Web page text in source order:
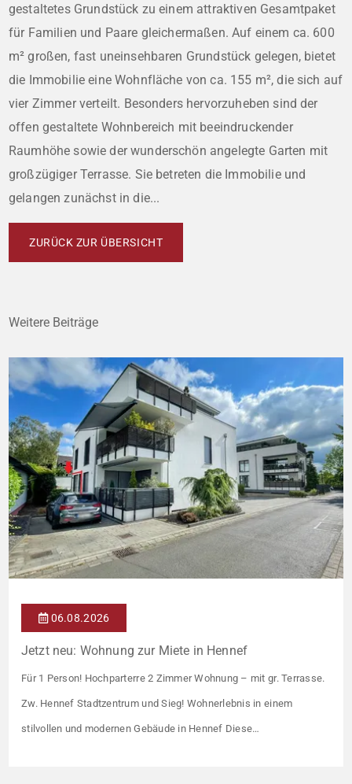
gestaltetes Grundstück zu einem attraktiven Gesamtpaket
für Familien und Paare gleichermaßen. Auf einem ca. 600
m² großen, fast uneinsehbaren Grundstück gelegen, bietet
die Immobilie eine Wohnfläche von ca. 155 m², die sich auf
vier Zimmer verteilt. Besonders hervorzuheben sind der
offen gestaltete Wohnbereich mit beeindruckender
Raumhöhe sowie der wunderschön angelegte Garten mit
großzügiger Terrasse. Sie betreten die Immobilie und
gelangen zunächst in die...
ZURÜCK ZUR ÜBERSICHT
Weitere Beiträge
06.08.2026
Jetzt neu: Wohnung zur Miete in Hennef
Für 1 Person! Hochparterre 2 Zimmer Wohnung – mit gr. Terrasse.
Zw. Hennef Stadtzentrum und Sieg! Wohnerlebnis in einem
stilvollen und modernen Gebäude in Hennef Diese